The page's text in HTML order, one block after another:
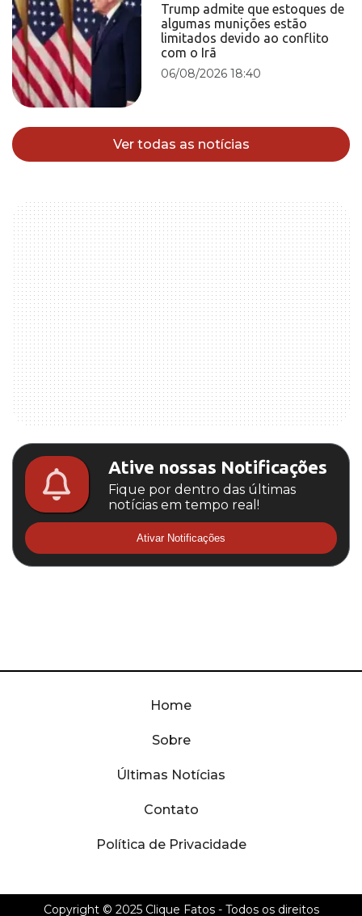
Trump admite que estoques de
algumas munições estão
limitados devido ao conflito
com o Irã
06/08/2026 18:40
Ver todas as notícias
Ative nossas Notificações
Fique por dentro das últimas
notícias em tempo real!
Ativar Notificações
Home
Sobre
Últimas Notícias
Contato
Política de Privacidade
Copyright © 2025 Clique Fatos- Todos os direitos